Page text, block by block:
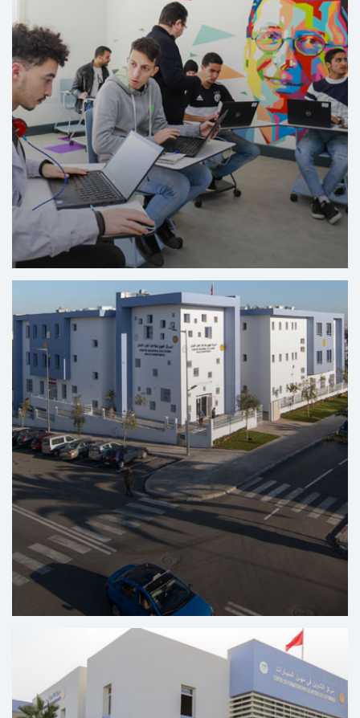
مركز التكوين في مهن الفندقة والسياحة بالعنق -
الدار البيضاء
المركز التضامني الرقمي سوليكود - طنجة